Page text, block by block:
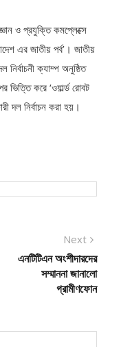
ও প্রযুক্তি কমপ্লেক্সে
এর জাতীয় পর্ব’। জাতীয়
নির্বাচনী ক্যাম্প অনুষ্ঠিত
করে ‘ওয়ার্ল্ড রোবট
Next
Next
post:
এনটিটিএন অংশীদারদের
সম্মাননা জানালো